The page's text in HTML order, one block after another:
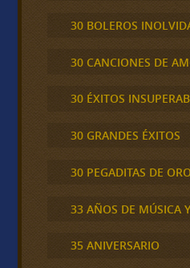
30 BOLEROS
30 CANCIONES DE
30 ÉXITOS
30 GRANDES ÉXITOS
30 PEGADITAS DE ORO
33 AÑOS DE MÚSICA
35 ANIVERSARIO